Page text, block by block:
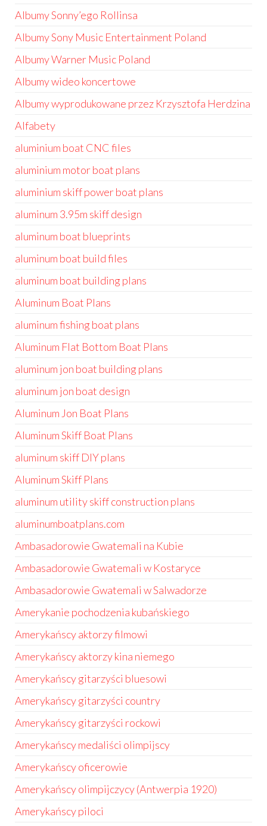
Albumy Sonny’ego Rollinsa
Albumy Sony Music Entertainment Poland
Albumy Warner Music Poland
Albumy wideo koncertowe
Albumy wyprodukowane przez Krzysztofa Herdzina
Alfabety
aluminium boat CNC files
aluminium motor boat plans
aluminium skiff power boat plans
aluminum 3.95m skiff design
aluminum boat blueprints
aluminum boat build files
aluminum boat building plans
Aluminum Boat Plans
aluminum fishing boat plans
Aluminum Flat Bottom Boat Plans
aluminum jon boat building plans
aluminum jon boat design
Aluminum Jon Boat Plans
Aluminum Skiff Boat Plans
aluminum skiff DIY plans
Aluminum Skiff Plans
aluminum utility skiff construction plans
aluminumboatplans.com
Ambasadorowie Gwatemali na Kubie
Ambasadorowie Gwatemali w Kostaryce
Ambasadorowie Gwatemali w Salwadorze
Amerykanie pochodzenia kubańskiego
Amerykańscy aktorzy filmowi
Amerykańscy aktorzy kina niemego
Amerykańscy gitarzyści bluesowi
Amerykańscy gitarzyści country
Amerykańscy gitarzyści rockowi
Amerykańscy medaliści olimpijscy
Amerykańscy oficerowie
Amerykańscy olimpijczycy (Antwerpia 1920)
Amerykańscy piloci